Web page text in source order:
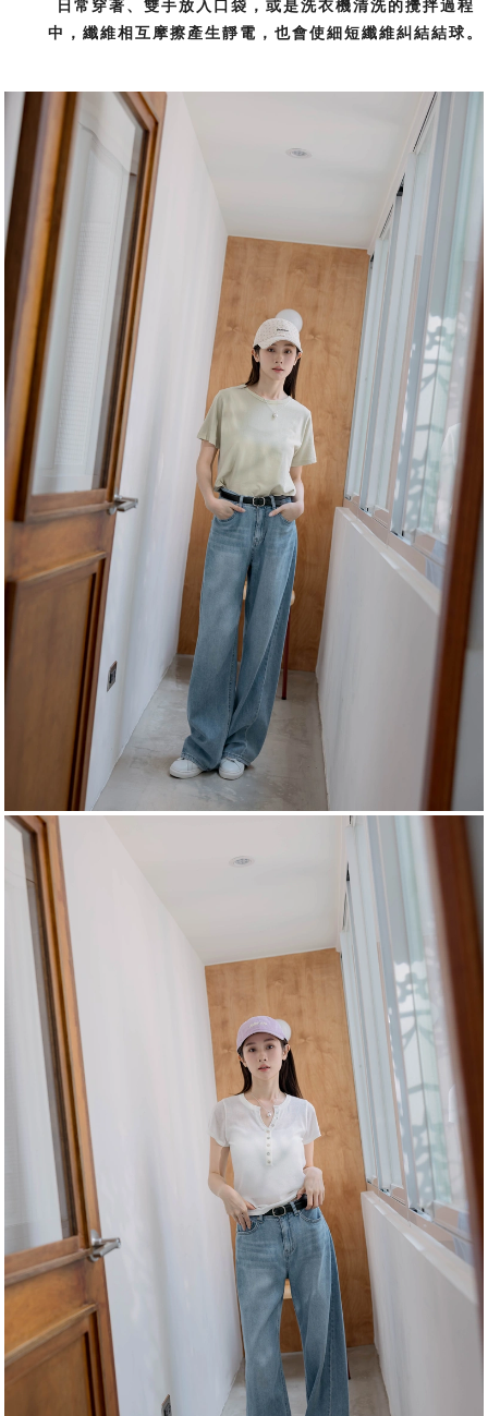
日常穿著、雙手放入口袋，或是洗衣機清洗的攪拌過程
中，纖維相互摩擦產生靜電，也會使細短纖維糾結結球。